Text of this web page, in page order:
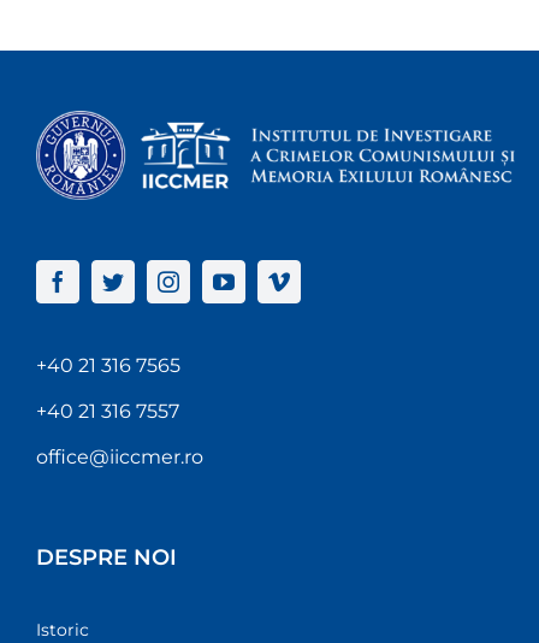
+40 21 316 7565
+40 21 316 7557
office@iiccmer.ro
DESPRE NOI
Istoric